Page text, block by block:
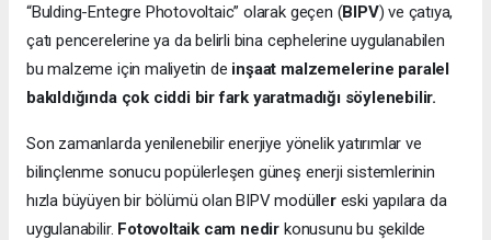
“Bulding-Entegre Photovoltaic” olarak geçen (BIPV) ve çatıya,
çatı pencerelerine ya da belirli bina cephelerine uygulanabilen
bu malzeme için maliyetin de inşaat malzemelerine paralel
bakıldığında çok ciddi bir fark yaratmadığı söylenebilir.
Son zamanlarda yenilenebilir enerjiye yönelik yatırımlar ve
bilinçlenme sonucu popülerleşen güneş enerji sistemlerinin
hızla büyüyen bir bölümü olan BIPV modüller eski yapılara da
uygulanabilir. Fotovoltaik cam nedir konusunu bu şekilde